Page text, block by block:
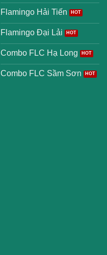
Flamingo Hải Tiến
Flamingo Đại Lải
Combo FLC Hạ Long
Combo FLC Sầm Sơn